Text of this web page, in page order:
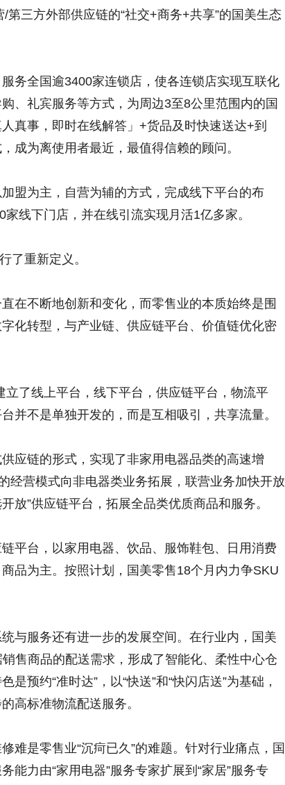
三方外部供应链的“社交+商务+共享”的国美生态
务全国逾3400家连锁店，使各连锁店实现互联化
、礼宾服务等方式，为周边3至8公里范围内的国
真事，即时在线解答」+货品及时快速送达+到
成为离使用者最近，最值得信赖的顾问。
盟为主，自营为辅的方式，完成线下平台的布
线下门店，并在线引流实现月活1亿多家。
了重新定义。
在不断地创新和变化，而零售业的本质始终是围
化转型，与产业链、供应链平台、价值链优化密
立了线上平台，线下平台，供应链平台，物流平
并不是单独开发的，而是互相吸引，共享流量。
应链的形式，实现了非家用电器品类的高速增
经营模式向非电器类业务拓展，联营业务加快开放
放”供应链平台，拓展全品类优质商品和服务。
平台，以家用电器、饮品、服饰鞋包、日用消费
品为主。按照计划，国美零售18个月内力争SKU
与服务还有进一步的发展空间。在行业内，国美
售商品的配送需求，形成了智能化、柔性中心仓
预约“准时达”，以“快送”和“快闪店送”为基础，
高标准物流配送服务。
难是零售业“沉疴已久”的难题。针对行业痛点，国
能力由“家用电器”服务专家扩展到“家居”服务专